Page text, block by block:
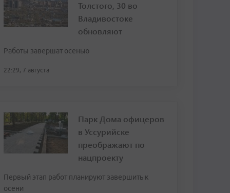
Толстого, 30 во
Владивостоке
обновляют
Работы завершат осенью
22:29, 7 августа
Парк Дома офицеров
в Уссурийске
преображают по
нацпроекту
Первый этап работ планируют завершить к
осени